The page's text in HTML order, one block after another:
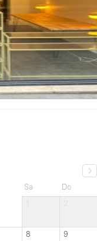
Sa
Do
8 9